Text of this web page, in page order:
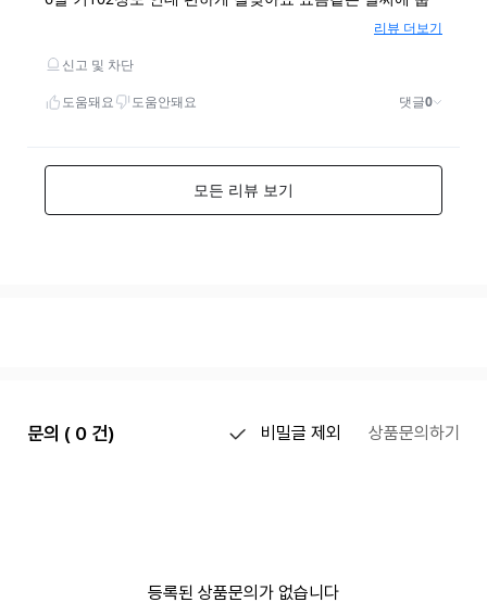
문의 ( 0 건) 비밀글 제외 상품문의하기
등록된 상품문의가 없습니다